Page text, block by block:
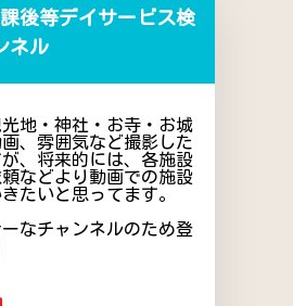
後等デイサービス検
ネル
地・神社・お寺・お城
、雰囲気など撮影した
、将来的には、各施設
などより動画での施設
たいと思ってます。
なチャンネルのため登